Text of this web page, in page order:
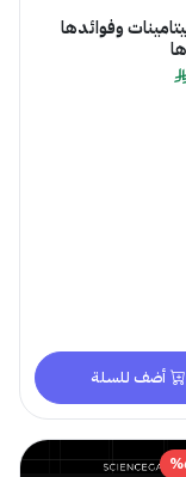
وفوائدها
أضف للسلة